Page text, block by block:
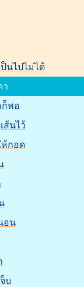
นไปไม่ได้
า
ก็พอ
ส้นไว้
ห้กอด
อน
บ